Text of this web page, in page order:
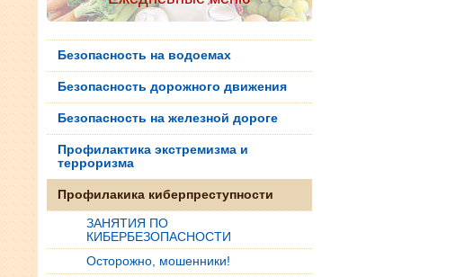
Безопасность на водоемах
Безопасность дорожного движения
Безопасность на железной дороге
Профилактика экстремизма и
терроризма
Профилакика киберпреступности
ЗАНЯТИЯ ПО
КИБЕРБЕЗОПАСНОСТИ
Осторожно, мошенники!